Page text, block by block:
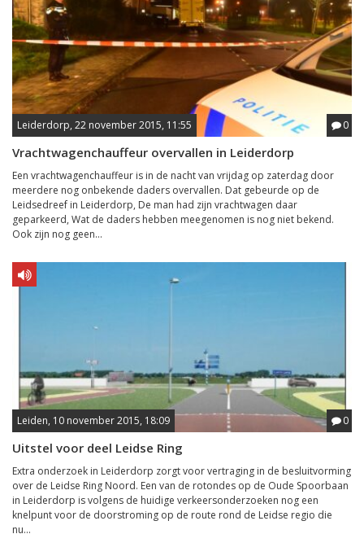
Leiderdorp, 22 november 2015, 11:55 0
Vrachtwagenchauffeur overvallen in Leiderdorp
Een vrachtwagenchauffeur is in de nacht van vrijdag op zaterdag door
meerdere nog onbekende daders overvallen. Dat gebeurde op de
Leidsedreef in Leiderdorp, De man had zijn vrachtwagen daar
geparkeerd, Wat de daders hebben meegenomen is nog niet bekend.
Ook zijn nog geen...
Leiden, 10 november 2015, 18:09 0
Uitstel voor deel Leidse Ring
Extra onderzoek in Leiderdorp zorgt voor vertraging in de besluitvorming
over de Leidse Ring Noord. Een van de rotondes op de Oude Spoorbaan
in Leiderdorp is volgens de huidige verkeersonderzoeken nog een
knelpunt voor de doorstroming op de route rond de Leidse regio die
nu...